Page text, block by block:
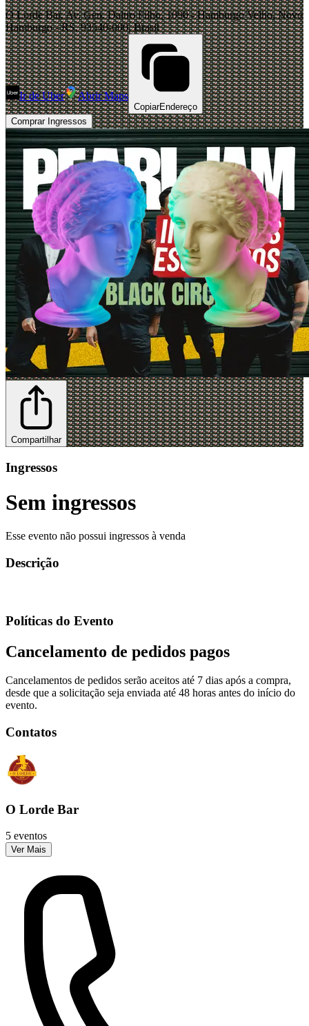
O Lorde Bar, Av. Gen. Daltro Filho, 1090 - Hamburgo Velho, Novo
Hamburgo - RS, 93540-000, Brasil
Ir de Uber Abrir Maps
CopiarEndereço
Comprar Ingressos
Compartilhar
Ingressos
Sem ingressos
Esse evento não possui ingressos à venda
Descrição
Políticas do Evento
Cancelamento de pedidos pagos
Cancelamentos de pedidos serão aceitos até 7 dias após a compra,
desde que a solicitação seja enviada até 48 horas antes do início do
evento.
Contatos
O Lorde Bar
5 eventos
Ver Mais